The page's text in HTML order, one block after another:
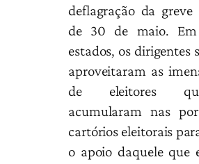
deflagração da
de 30 de maio. Em
estados, os dirigentes
aproveitaram as
de eleitores
acumularam nas
cartórios eleitorais
o apoio daquele que